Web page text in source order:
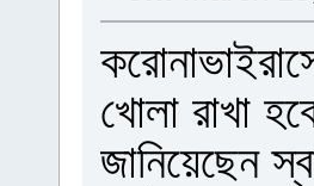
খোলা রাখা
জানিয়েছেন